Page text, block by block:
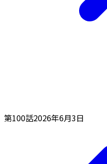
第100話2026年6月3日